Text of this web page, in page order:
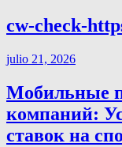
cw-check-
julio 21, 2026
Мобильные
компаний:
ставок на